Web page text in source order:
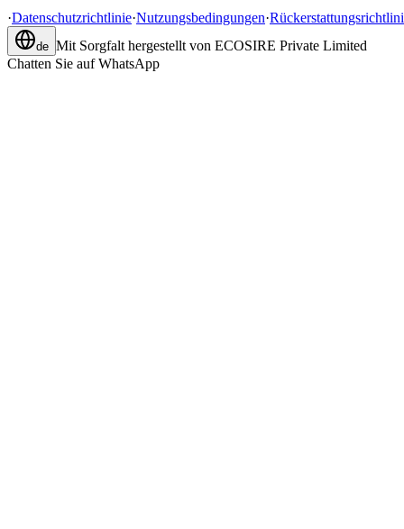
·Datenschutzrichtlinie·Nutzungsbedingungen·
de Mit Sorgfalt hergestellt von ECOSIRE Private Limited
Chatten Sie auf WhatsApp